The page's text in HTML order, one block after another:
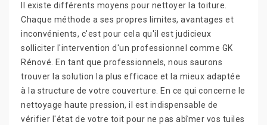
Il existe différents moyens pour nettoyer la toiture.
Chaque méthode a ses propres limites, avantages et
inconvénients, c'est pour cela qu'il est judicieux
solliciter l'intervention d'un professionnel comme GK
Rénové. En tant que professionnels, nous saurons
trouver la solution la plus efficace et la mieux adaptée
à la structure de votre couverture. En ce qui concerne le
nettoyage haute pression, il est indispensable de
vérifier l'état de votre toit pour ne pas abîmer vos tuiles